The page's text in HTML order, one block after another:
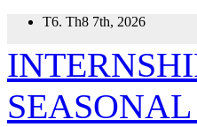
Skip
content
T6. Th8 7th, 2026